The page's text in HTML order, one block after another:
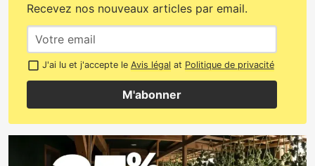
Recevez nos nouveaux articles par email.
J'ai lu et j'accepte le Avis légal at Politique de privacité
M'abonner